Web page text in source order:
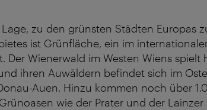
zu den grünsten Städten Europas
ist Grünfläche, ein im
Der Wienerwald im Westen Wiens spielt
ihren Auwäldern befindet sich im
Auen. Hinzu kommen noch über
wie der Prater und der Lainzer